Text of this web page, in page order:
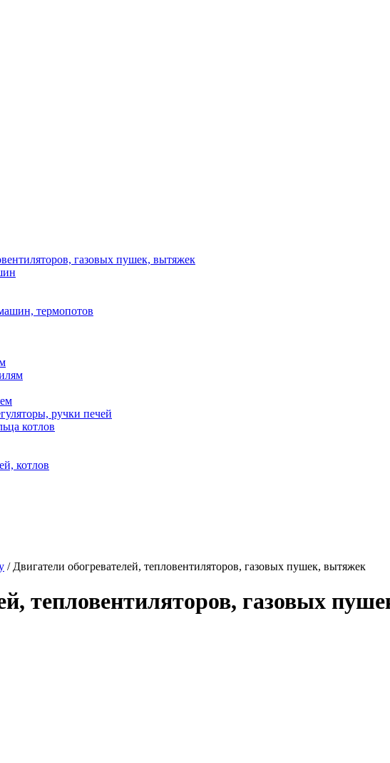
газовых пушек, вытяжек
термопотов
ручки печей
котлов
котлов
/ Двигатели обогревателей, тепловентиляторов, газовых пушек, вытяжек
тепловентиляторов, газовых